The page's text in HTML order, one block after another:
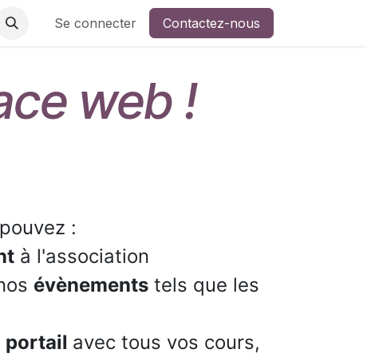
Se connecter Contactez-nous
web !
:
à l'association
évènements tels que les
portail avec tous vos cours,